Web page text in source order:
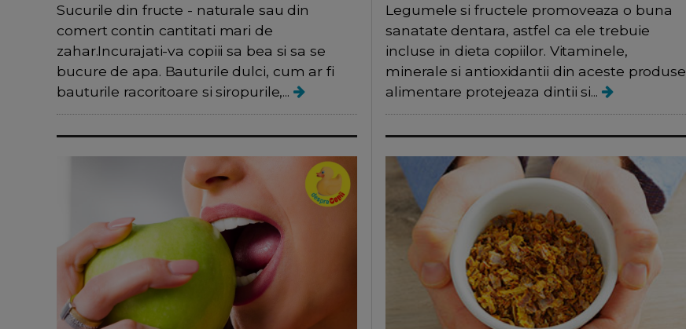
Sucurile din fructe - naturale sau din
comert contin cantitati mari de
zahar.Incurajati-va copiii sa bea si sa se
bucure de apa. Bauturile dulci, cum ar fi
bauturile racoritoare si siropurile,...
Legumele si fructele promoveaza o buna
sanatate dentara, astfel ca ele trebuie
incluse in dieta copiilor. Vitaminele,
minerale si antioxidantii din aceste produse
alimentare protejeaza dintii si...